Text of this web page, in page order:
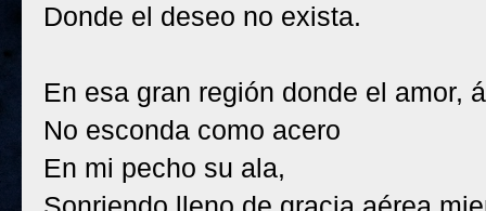
Donde el deseo no exista.
En esa gran región donde el amor,
No esconda como acero
En mi pecho su ala,